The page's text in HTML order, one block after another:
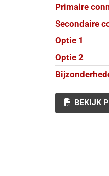
Primaire
Secondaire
Optie 1
Optie 2
BEKIJK